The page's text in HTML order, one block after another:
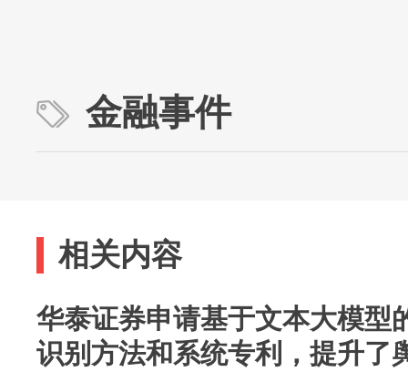
金融事件
相关内容
华泰证券申请基于文本大模型
识别方法和系统专利，提升了